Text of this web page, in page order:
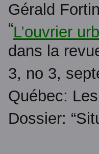
Gérald
“L’ouvrier
dans la
3, no 3,
Québec:
Dossier: